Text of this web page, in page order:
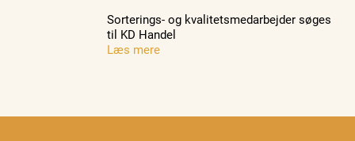
Sorterings- og kvalitetsmedarbejder søges
til KD Handel
Læs mere